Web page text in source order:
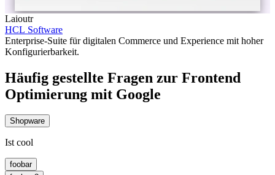
Laioutr
HCL Software
Enterprise-Suite für digitalen Commerce und Experience mit hoher
Konfigurierbarkeit.
Häufig gestellte Fragen zur Frontend
Optimierung mit Google
Shopware
Ist cool
foobar